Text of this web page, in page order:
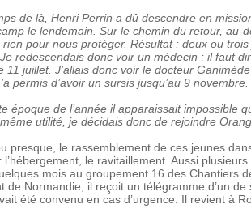
de là, Henri Perrin a dû descendre en
le lendemain. Sur le chemin du retour,
rien pour nous protéger. Résultat : deux ou
redescendais donc voir un médecin ; il faut
11 juillet. J’allais donc voir le docteur
permis d’avoir un sursis jusqu’au 9 novembre.
époque de l’année il apparaissait impossible
utilité, je décidais donc de rejoindre
presque, le rassemblement de ces jeunes
l’hébergement, le ravitaillement. Aussi
mois au groupement 16 des Chantiers
de Normandie, il reçoit un télégramme d’un
été convenu en cas d’urgence. Il revient à